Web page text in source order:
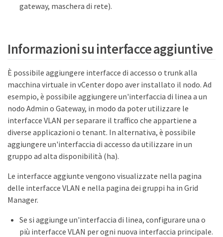
gateway, maschera di rete).
Informazioni su interfacce aggiuntive
È possibile aggiungere interfacce di accesso o trunk alla
macchina virtuale in vCenter dopo aver installato il nodo. Ad
esempio, è possibile aggiungere un'interfaccia di linea a un
nodo Admin o Gateway, in modo da poter utilizzare le
interfacce VLAN per separare il traffico che appartiene a
diverse applicazioni o tenant. In alternativa, è possibile
aggiungere un'interfaccia di accesso da utilizzare in un
gruppo ad alta disponibilità (ha).
Le interfacce aggiunte vengono visualizzate nella pagina
delle interfacce VLAN e nella pagina dei gruppi ha in Grid
Manager.
Se si aggiunge un'interfaccia di linea, configurare una o
più interfacce VLAN per ogni nuova interfaccia principale.